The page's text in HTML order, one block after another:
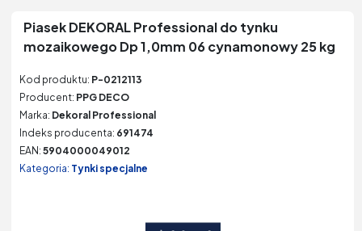
Piasek DEKORAL Professional do tynku
mozaikowego Dp 1,0mm 06 cynamonowy 25 kg
Kod produktu: P-0212113
Producent: PPG DECO
Marka: Dekoral Professional
Indeks producenta: 691474
EAN: 5904000049012
Kategoria: Tynki specjalne